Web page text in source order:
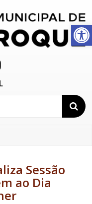
Abrir a barra de ferramentas
Sessão
ao Dia